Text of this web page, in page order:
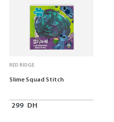
RED RIDGE
Slime Squad Stitch
299 DH